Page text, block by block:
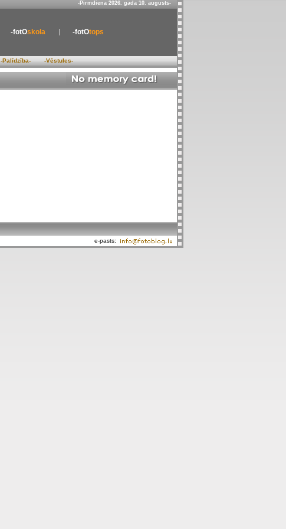
-Pirmdiena 2026. gada 10. augusts-
-fotOskola -fotOtops
-Palīdzība- -Vēstules-
e-pasts: